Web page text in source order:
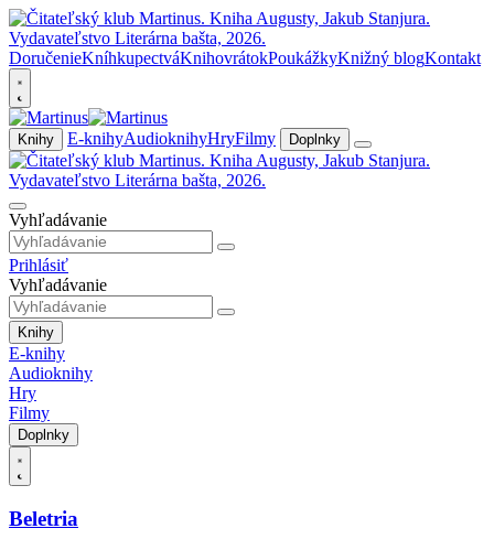
DoručenieKníhkupectváKnihovrátokPoukážkyKnižný blogKontakt
Knihy E-knihyAudioknihyHryFilmy Doplnky
Vyhľadávanie
Prihlásiť
Vyhľadávanie
Knihy
E-knihy
Audioknihy
Hry
Filmy
Doplnky
Beletria